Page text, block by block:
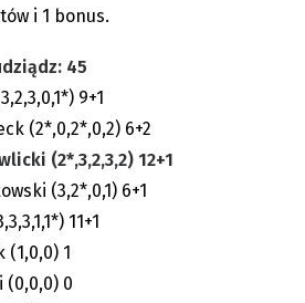
i 1 bonus.
45
9+1
(2*,0,2*,0,2) 6+2
(2*,3,2,3,2) 12+1
(3,2*,0,1) 6+1
11+1
(1,0,0) 1
(0,0,0) 0